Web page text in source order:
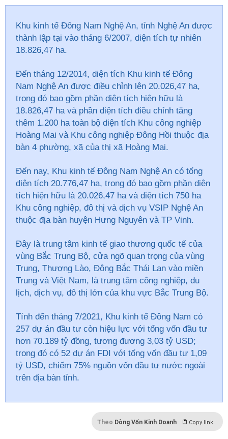
Khu kinh tế Đông Nam Nghệ An, tỉnh Nghệ An được
thành lập tại vào tháng 6/2007, diện tích tự nhiên
18.826,47 ha.
Đến tháng 12/2014, diện tích Khu kinh tế Đông
Nam Nghệ An được điều chỉnh lên 20.026,47 ha,
trong đó bao gồm phần diện tích hiện hữu là
18.826,47 ha và phần diện tích điều chỉnh tăng
thêm 1.200 ha toàn bộ diện tích Khu công nghiệp
Hoàng Mai và Khu công nghiệp Đông Hồi thuộc địa
bàn 4 phường, xã của thị xã Hoàng Mai.
Đến nay, Khu kinh tế Đông Nam Nghệ An có tổng
diện tích 20.776,47 ha, trong đó bao gồm phần diện
tích hiện hữu là 20.026,47 ha và diện tích 750 ha
Khu công nghiệp, đô thị và dịch vụ VSIP Nghệ An
thuộc địa bàn huyện Hưng Nguyên và TP Vinh.
Đây là trung tâm kinh tế giao thương quốc tế của
vùng Bắc Trung Bộ, cửa ngõ quan trọng của vùng
Trung, Thượng Lào, Đông Bắc Thái Lan vào miền
Trung và Việt Nam, là trung tâm công nghiệp, du
lịch, dịch vụ, đô thị lớn của khu vực Bắc Trung Bộ.
Tính đến tháng 7/2021, Khu kinh tế Đông Nam có
257 dự án đầu tư còn hiệu lực với tổng vốn đầu tư
hơn 70.189 tỷ đồng, tương đương 3,03 tỷ USD;
trong đó có 52 dự án FDI với tổng vốn đầu tư 1,09
tỷ USD, chiếm 75% nguồn vốn đầu tư nước ngoài
trên địa bàn tỉnh.
Theo Dòng Vốn Kinh Doanh Copy link